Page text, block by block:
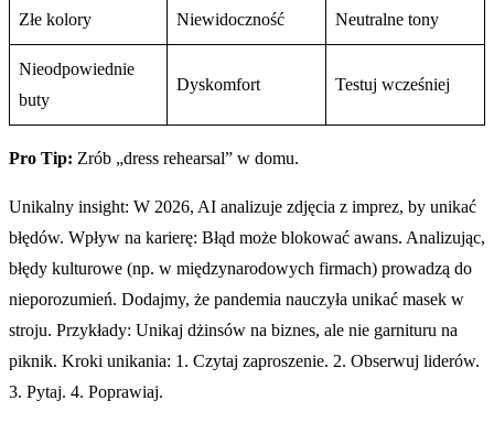
Złe kolory Niewidoczność Neutralne tony
Nieodpowiednie
buty
Dyskomfort Testuj wcześniej
Pro Tip: Zrób „dress rehearsal” w domu.
Unikalny insight: W 2026, AI analizuje zdjęcia z imprez, by unikać
błędów. Wpływ na karierę: Błąd może blokować awans. Analizując,
błędy kulturowe (np. w międzynarodowych firmach) prowadzą do
nieporozumień. Dodajmy, że pandemia nauczyła unikać masek w
stroju. Przykłady: Unikaj dżinsów na biznes, ale nie garnituru na
piknik. Kroki unikania: 1. Czytaj zaproszenie. 2. Obserwuj liderów.
3. Pytaj. 4. Poprawiaj.